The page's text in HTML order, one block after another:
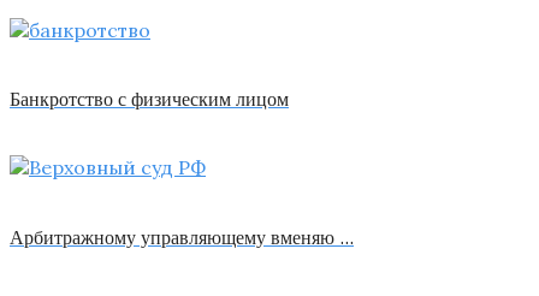
Банкротство с физическим лицом
Арбитражному управляющему вменяю …